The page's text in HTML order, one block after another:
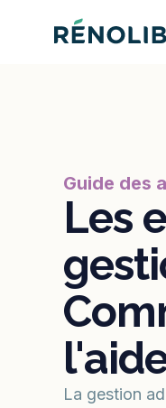
Guide des
Les
La gestion